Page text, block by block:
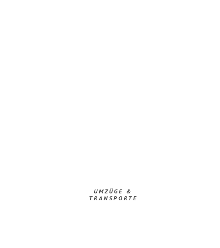
UMZÜGE &
TRANSPORTE